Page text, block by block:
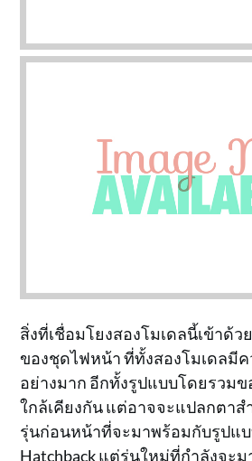
สิ่งที่เชื่อมโยงสองโมเดลนี้เข้าด้
ของชุดไฟหน้า ที่ทั้งสองโมเดลมี
อย่างมาก อีกทั้งรูปแบบโดยรวม
ใกล้เคียงกัน แต่อาจจะแปลกตาส
รุ่นก่อนหน้าที่จะมาพร้อมกับรูปแ
Hatchback แต่รุ่นใหม่ที่กำลังจะ